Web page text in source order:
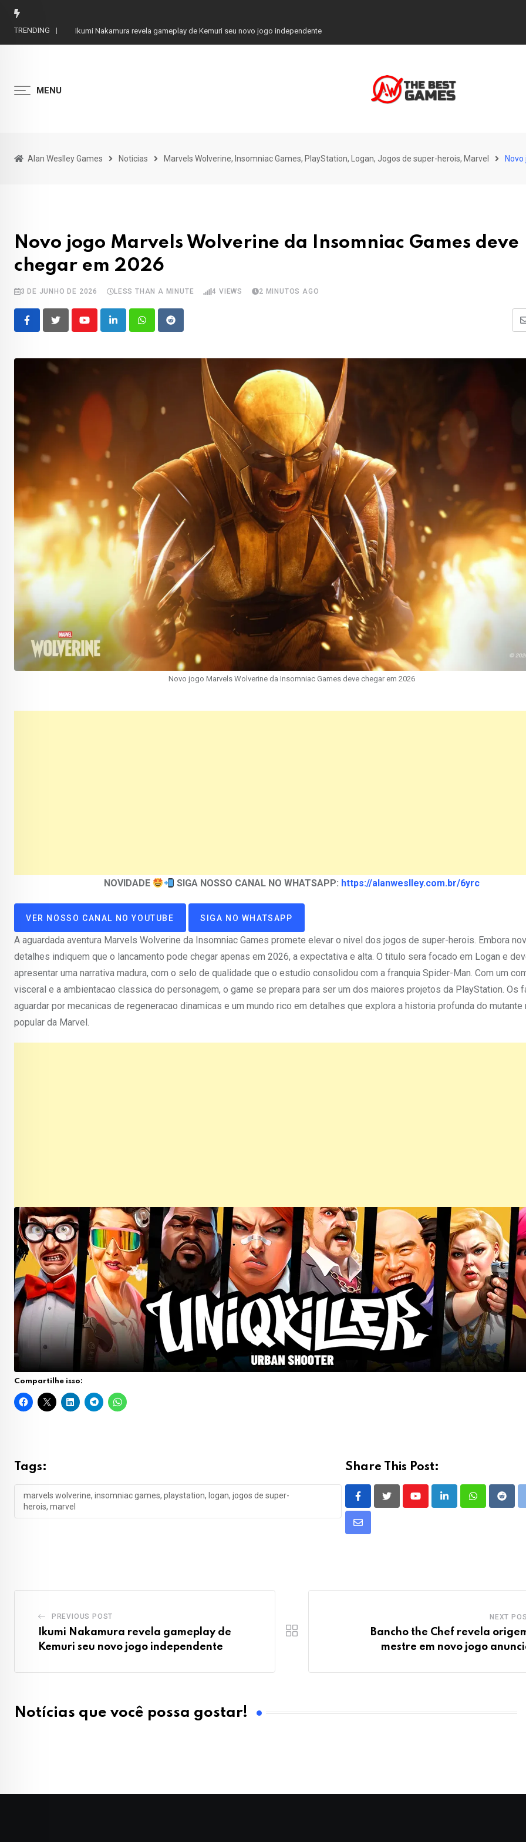
Skip
TRENDING Ikumi Nakamura revela gameplay de Kemuri seu novo jogo independente
MENU
Alan Weslley Games Noticias Marvels Wolverine, Insomniac Games, PlayStation, Logan, Jogos de super-herois, Marvel
Novo jogo Marvels Wolverine da Insomniac Games deve
chegar em 2026
3 DE JUNHO DE 2026 LESS THAN A MINUTE 4 VIEWS 2 MINUTOS AGO
YoutubeLinkedInWhatsappReddit
Novo jogo Marvels Wolverine da Insomniac Games deve chegar em 2026
NOVIDADE SIGA NOSSO CANAL NO WHATSAPP: https://alanweslley.com.br/6yrc
VER NOSSO CANAL NO YOUTUBE SIGA NO WHATSAPP
A aguardada aventura Marvels Wolverine da Insomniac Games promete elevar o nivel dos jogos de super-herois. Embora
detalhes indiquem que o lancamento pode chegar apenas em 2026, a expectativa e alta. O titulo sera focado em Logan e
apresentar uma narrativa madura, com o selo de qualidade que o estudio consolidou com a franquia Spider-Man. Com um
visceral e a ambientacao classica do personagem, o game se prepara para ser um dos maiores projetos da PlayStation. Os
aguardar por mecanicas de regeneracao dinamicas e um mundo rico em detalhes que explora a historia profunda do mutante
popular da Marvel.
Compartilhe isso:
Tags:
marvels wolverine, insomniac games, playstation, logan, jogos de super-
herois, marvel
Share This Post:
YoutubeLinkedInWhatsapp
Share
PREVIOUS POST
Ikumi Nakamura revela gameplay de
Kemuri seu novo jogo independente
NEXT
Bancho the Chef revela
mestre em novo jogo
Notícias que você possa gostar!